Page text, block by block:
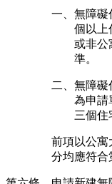
一、無障礙
個以上
或非公
準。
二、無障
為申請
三個住
前項以公寓
分均應符合